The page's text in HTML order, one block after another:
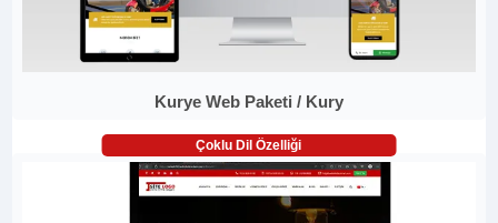
Kurye Web Paketi / Kury
Çoklu Dil Özelliği